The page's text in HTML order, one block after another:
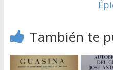
También te